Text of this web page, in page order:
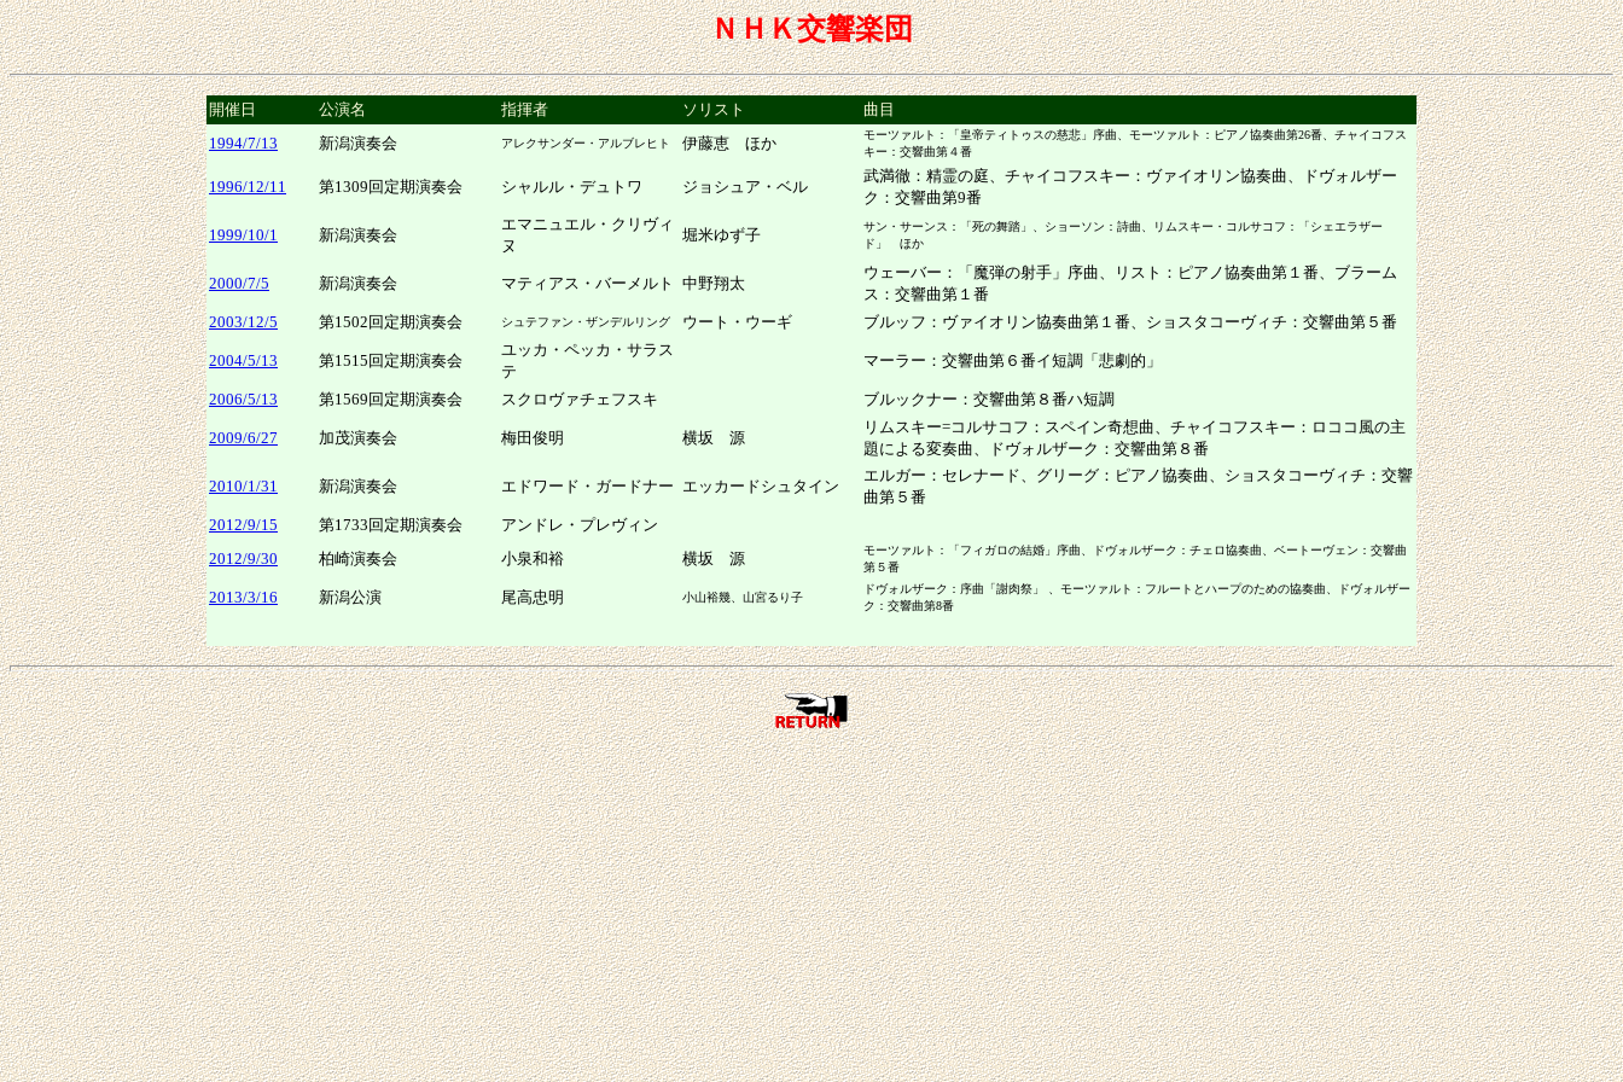
ＮＨＫ交響楽団
開催日 公演名 指揮者 ソリスト
曲目
1994/7/13
新潟演奏会 アレクサンダー・アルブレヒト 伊藤恵 ほか
モーツァルト：「皇帝ティトゥスの慈悲」序曲、モーツァルト：ピアノ協奏曲第26番、チャイコフス
キー：交響曲第４番
1996/12/11 第1309回定期演奏会 シャルル・デュトワ ジョシュア・ベル
武満徹：精霊の庭、チャイコフスキー：ヴァイオリン協奏曲、ドヴォルザー
ク：交響曲第9番
1999/10/1 新潟演奏会
エマニュエル・クリヴィ
ヌ
堀米ゆず子
サン・サーンス：「死の舞踏」、ショーソン：詩曲、リムスキー・コルサコフ：「シェエラザー
ド」 ほか
2000/7/5 新潟演奏会 マティアス・バーメルト 中野翔太
ウェーバー：「魔弾の射手」序曲、リスト：ピアノ協奏曲第１番、ブラーム
ス：交響曲第１番
2003/12/5
第1502回定期演奏会 シュテファン・ザンデルリング ウート・ウーギ ブルッフ：ヴァイオリン協奏曲第１番、ショスタコーヴィチ：交響曲第５番
2004/5/13 第1515回定期演奏会
ユッカ・ペッカ・サラス
テ
マーラー：交響曲第６番イ短調「悲劇的」
2006/5/13 第1569回定期演奏会 スクロヴァチェフスキ ブルックナー：交響曲第８番ハ短調
2009/6/27 加茂演奏会 梅田俊明 横坂 源
リムスキー=コルサコフ：スペイン奇想曲、チャイコフスキー：ロココ風の主
題による変奏曲、ドヴォルザーク：交響曲第８番
2010/1/31 新潟演奏会 エドワード・ガードナー エッカードシュタイン
エルガー：セレナード、グリーグ：ピアノ協奏曲、ショスタコーヴィチ：交響
曲第５番
2012/9/15
第1733回定期演奏会
アンドレ・プレヴィン
2012/9/30
柏崎演奏会 小泉和裕 横坂 源
モーツァルト：「フィガロの結婚」序曲、ドヴォルザーク：チェロ協奏曲、ベートーヴェン：交響曲
第５番
2013/3/16 新潟公演 尾高忠明 小山裕幾、山宮るり子
ドヴォルザーク：序曲「謝肉祭」 、モーツァルト：フルートとハープのための協奏曲、ドヴォルザー
ク：交響曲第8番